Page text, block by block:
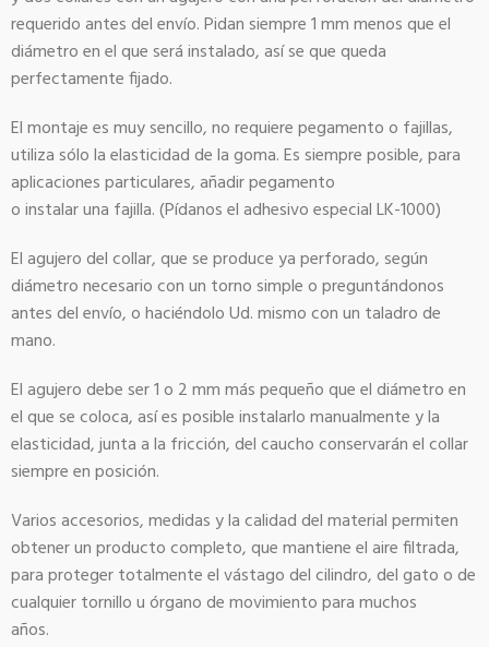
requerido antes del envío. Pidan siempre 1 mm menos que el
diámetro en el que será instalado, así se que queda
perfectamente fijado.
El montaje es muy sencillo, no requiere pegamento o fajillas,
utiliza sólo la elasticidad de la goma. Es siempre posible, para
aplicaciones particulares, añadir pegamento
o instalar una fajilla. (Pídanos el adhesivo especial LK-1000)
El agujero del collar, que se produce ya perforado, según
diámetro necesario con un torno simple o preguntándonos
antes del envío, o haciéndolo Ud. mismo con un taladro de
mano.
El agujero debe ser 1 o 2 mm más pequeño que el diámetro en
el que se coloca, así es posible instalarlo manualmente y la
elasticidad, junta a la fricción, del caucho conservarán el collar
siempre en posición.
Varios accesorios, medidas y la calidad del material permiten
obtener un producto completo, que mantiene el aire filtrada,
para proteger totalmente el vástago del cilindro, del gato o de
cualquier tornillo u órgano de movimiento para muchos
años.